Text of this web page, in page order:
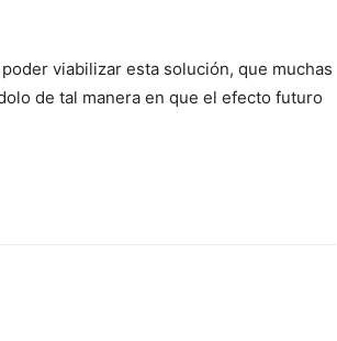
viabilizar esta solución, que muchas
de tal manera en que el efecto futuro